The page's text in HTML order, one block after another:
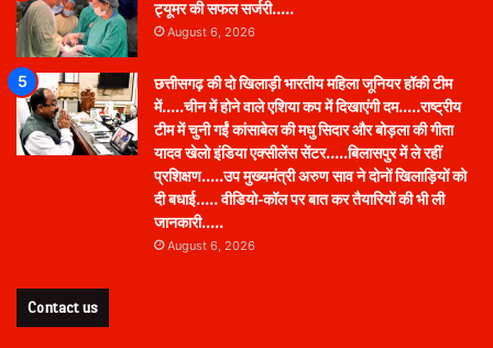
ट्यूमर की सफल सर्जरी…..
August 6, 2026
छत्तीसगढ़ की दो खिलाड़ी भारतीय महिला जूनियर हॉकी टीम
में…..चीन में होने वाले एशिया कप में दिखाएंगी दम…..राष्ट्रीय
टीम में चुनी गईं कांसाबेल की मधु सिदार और बोड़ला की गीता
यादव खेलो इंडिया एक्सीलेंस सेंटर…..बिलासपुर में ले रहीं
प्रशिक्षण…..उप मुख्यमंत्री अरुण साव ने दोनों खिलाड़ियों को
दी बधाई….. वीडियो-कॉल पर बात कर तैयारियों की भी ली
जानकारी…..
August 6, 2026
Contact us